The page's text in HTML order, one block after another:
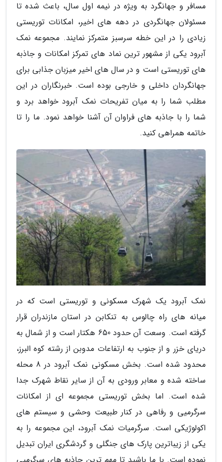
مسافر و جهانگرد به ویژه در نیمه اول سال، باعث شده تا
مسئولان جهانگردی در دهه های اخیر، امکانات توریستی
زیادی را در این خطه سرسبز متمرکز نمایند. مجموعه نمک
آبرود یکی از مشهور ترین نماد های تمرکز امکانات و جاذبه
های توریستی است و در سال های اخیر میزبان جذابی برای
جهانگردان داخلی و خارجی بوده است. خبرنگاران در این
مطلب شما را به میان تفریحات نمک آبرود خواهد برد و
شما را با جاذبه های فراوان آن آشنا خواهد نمود. ما را تا
خاتمه همراهی کنید.
نمک آبرود یک شهرک مسکونی و توریستی است که در
میانه های راه چالوس به تنکابن در استان مازندران قرار
گرفته است. وسعت آن حدود 650 هکتار است و از شمال به
دریای خزر و از جنوب به ارتفاعات مدوبن از رشته کوه البرز،
محدود شده است. بخش مسکونی نمک آبرود در 8 محله
ساخته شده و معابر ورودی به آن از سایر نقاط شهرک جدا
شده است. اما بخش توریستی مجموعه ای از امکانات
سرگرمیی و رفاهی در کنار طبیعت وحشی و سیستم های
اکولوژیکی است. سرگرمیات نمک آبرود، این مجموعه را به
یکی از زیباترین پارک های جنگلی و گردشگری ایران تبدیل